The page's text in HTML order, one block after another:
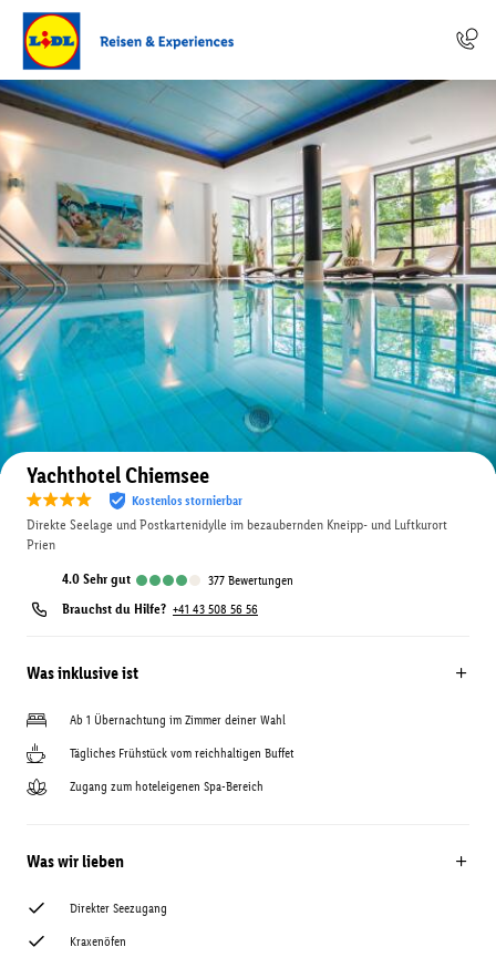
Auf der Karte anzeigen
Yachthotel Chiemsee
Kostenlos stornierbar
Direkte Seelage und Postkartenidylle im bezaubernden Kneipp- und Luftkurort
Prien
4.0 sehr gut 377 Bewertungen
Brauchst du Hilfe? +41 43 508 56 56
Was inklusive ist
Ab 1 Übernachtung im Zimmer deiner Wahl
Tägliches Frühstück vom reichhaltigen Buffet
Zugang zum hoteleigenen Spa-Bereich
Was wir lieben
Direkter Seezugang
Kraxenöfen